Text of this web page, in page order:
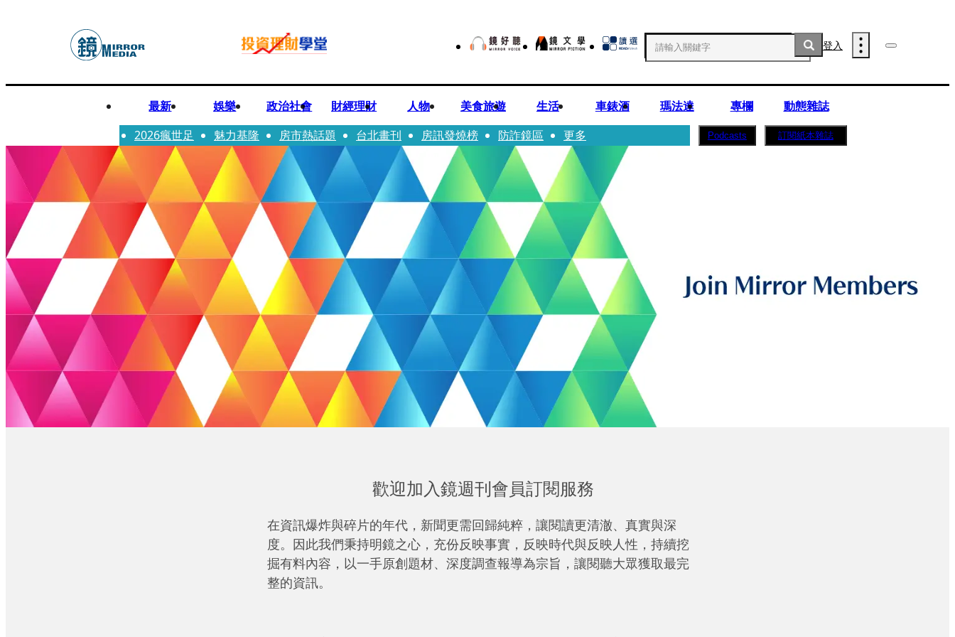
登入
最新 娛樂 政治社會 財經理財 人物 美食旅遊 生活 車錶酒 瑪法達 專欄
動態雜誌
2026瘋世足
魅力基隆 房市熱話題 台北畫刊 房訊發燒榜 防詐鏡區 更多 Podcasts 訂閱紙本雜誌
歡迎加入鏡週刊會員訂閱服務
在資訊爆炸與碎片的年代，新聞更需回歸純粹，讓閱讀更清澈、真實與深
度。因此我們秉持明鏡之心，充份反映事實，反映時代與反映人性，持續挖
掘有料內容，以一手原創題材、深度調查報導為宗旨，讓閱聽大眾獲取最完
整的資訊。